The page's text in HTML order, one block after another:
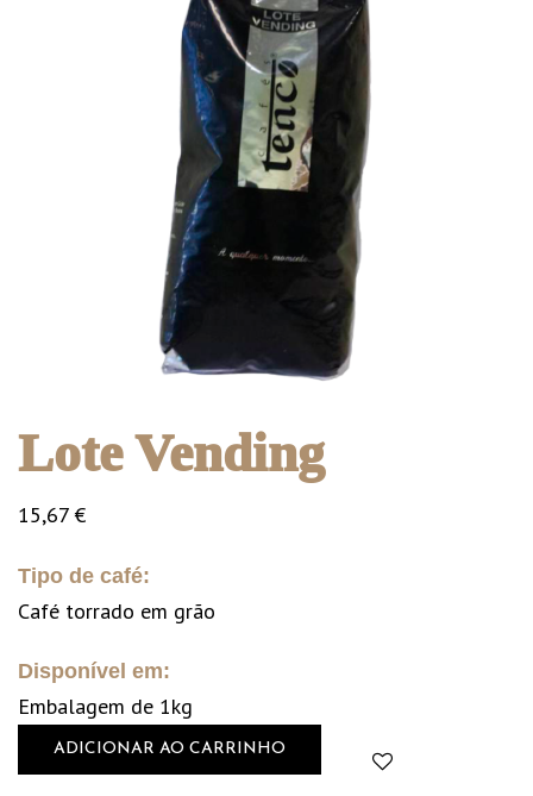
Lote Vending
15,67€
Tipo de café:
Café torrado em grão
Disponível em:
Embalagem de 1kg
ADICIONAR AO CARRINHO